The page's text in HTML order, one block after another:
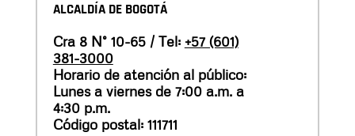
ALCALDÍA DE BOGOTÁ
Cra 8 N° 10-65 / Tel: +57 (601)
381-3000
Horario de atención al público:
Lunes a viernes de 7:00 a.m. a
4:30 p.m.
Código postal: 111711